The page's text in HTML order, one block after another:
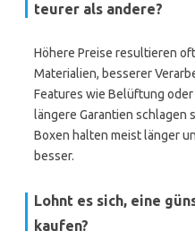
teurer als andere?
Höhere Preise resultieren
Materialien, besserer
Features wie Belüftung
längere Garantien schlagen
Boxen halten meist länger
besser.
Lohnt es sich, eine
kaufen?